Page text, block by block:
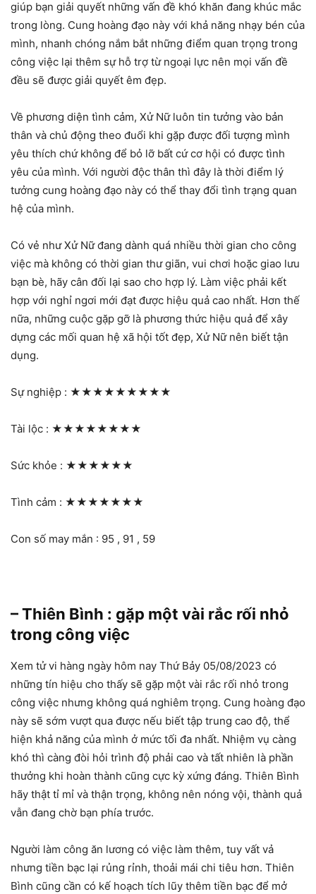
giúp bạn giải quyết những vấn đề khó khăn đang khúc mắc
trong lòng. Cung hoàng đạo này với khả năng nhạy bén của
mình, nhanh chóng nắm bắt những điểm quan trọng trong
công việc lại thêm sự hỗ trợ từ ngoại lực nên mọi vấn đề
đều sẽ được giải quyết êm đẹp.
Về phương diện tình cảm, Xử Nữ luôn tin tưởng vào bản
thân và chủ động theo đuổi khi gặp được đối tượng mình
yêu thích chứ không để bỏ lỡ bất cứ cơ hội có được tình
yêu của mình. Với người độc thân thì đây là thời điểm lý
tưởng cung hoàng đạo này có thể thay đổi tình trạng quan
hệ của mình.
Có vẻ như Xử Nữ đang dành quá nhiều thời gian cho công
việc mà không có thời gian thư giãn, vui chơi hoặc giao lưu
bạn bè, hãy cân đối lại sao cho hợp lý. Làm việc phải kết
hợp với nghỉ ngơi mới đạt được hiệu quả cao nhất. Hơn thế
nữa, những cuộc gặp gỡ là phương thức hiệu quả để xây
dựng các mối quan hệ xã hội tốt đẹp, Xử Nữ nên biết tận
dụng.
Sự nghiệp : ★★★★★★★★★
Tài lộc : ★★★★★★★★
Sức khỏe : ★★★★★★
Tình cảm : ★★★★★★★
Con số may mắn : 95 , 91 , 59
– Thiên Bình : gặp một vài rắc rối nhỏ
trong công việc
Xem tử vi hàng ngày hôm nay Thứ Bảy 05/08/2023 có
những tín hiệu cho thấy sẽ gặp một vài rắc rối nhỏ trong
công việc nhưng không quá nghiêm trọng. Cung hoàng đạo
này sẽ sớm vượt qua được nếu biết tập trung cao độ, thể
hiện khả năng của mình ở mức tối đa nhất. Nhiệm vụ càng
khó thì càng đòi hỏi trình độ phải cao và tất nhiên là phần
thưởng khi hoàn thành cũng cực kỳ xứng đáng. Thiên Bình
hãy thật tỉ mỉ và thận trọng, không nên nóng vội, thành quả
vẫn đang chờ bạn phía trước.
Người làm công ăn lương có việc làm thêm, tuy vất vả
nhưng tiền bạc lại rủng rỉnh, thoải mái chi tiêu hơn. Thiên
Bình cũng cần có kế hoạch tích lũy thêm tiền bạc để mở